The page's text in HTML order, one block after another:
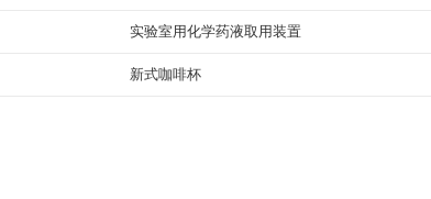
实验室用化学药液取用装置
新式咖啡杯